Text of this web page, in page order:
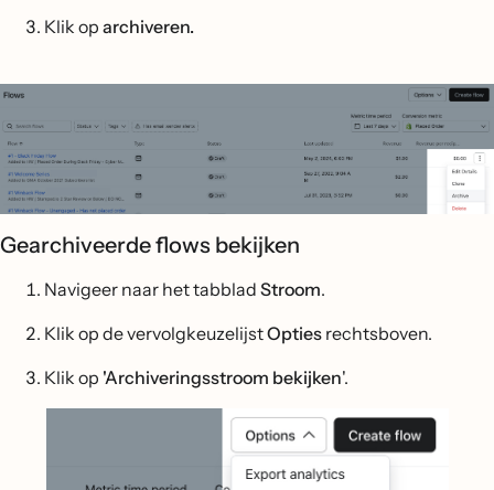
Klik op archiveren.
Gearchiveerde flows bekijken
Navigeer naar het tabblad Stroom.
Klik op de vervolgkeuzelijstOpties rechtsboven.
Klik op 'Archiveringsstroom bekijken'.